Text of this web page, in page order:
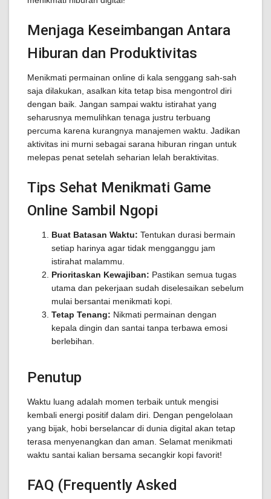
Menjaga Keseimbangan Antara
Hiburan dan Produktivitas
Menikmati permainan online di kala senggang sah-sah
saja dilakukan, asalkan kita tetap bisa mengontrol diri
dengan baik. Jangan sampai waktu istirahat yang
seharusnya memulihkan tenaga justru terbuang
percuma karena kurangnya manajemen waktu. Jadikan
aktivitas ini murni sebagai sarana hiburan ringan untuk
melepas penat setelah seharian lelah beraktivitas.
Tips Sehat Menikmati Game
Online Sambil Ngopi
Buat Batasan Waktu: Tentukan durasi bermain
setiap harinya agar tidak mengganggu jam
istirahat malammu.
Prioritaskan Kewajiban: Pastikan semua tugas
utama dan pekerjaan sudah diselesaikan sebelum
mulai bersantai menikmati kopi.
Tetap Tenang: Nikmati permainan dengan
kepala dingin dan santai tanpa terbawa emosi
berlebihan.
Penutup
Waktu luang adalah momen terbaik untuk mengisi
kembali energi positif dalam diri. Dengan pengelolaan
yang bijak, hobi berselancar di dunia digital akan tetap
terasa menyenangkan dan aman. Selamat menikmati
waktu santai kalian bersama secangkir kopi favorit!
FAQ (Frequently Asked